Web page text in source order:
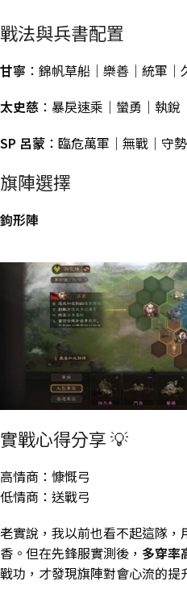
戰法與兵書配置
甘寧 ：錦帆草船｜樂善｜統軍
太史慈 ：暴戾速乘｜蠻勇｜執銳
SP 呂蒙 ：臨危萬軍｜無戰｜守
旗陣選擇
鉤形陣
實戰心得分享 💡
高情商：慷慨弓
低情商：送戰弓
老實說，我以前也看不起這隊
香。但在先鋒服實測後， 多穿率
戰功，才發現旗陣對會心流的提